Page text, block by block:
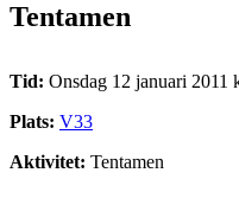
Tentamen
Tid: Onsdag 12 januari 2011
Plats: V33
Aktivitet: Tentamen